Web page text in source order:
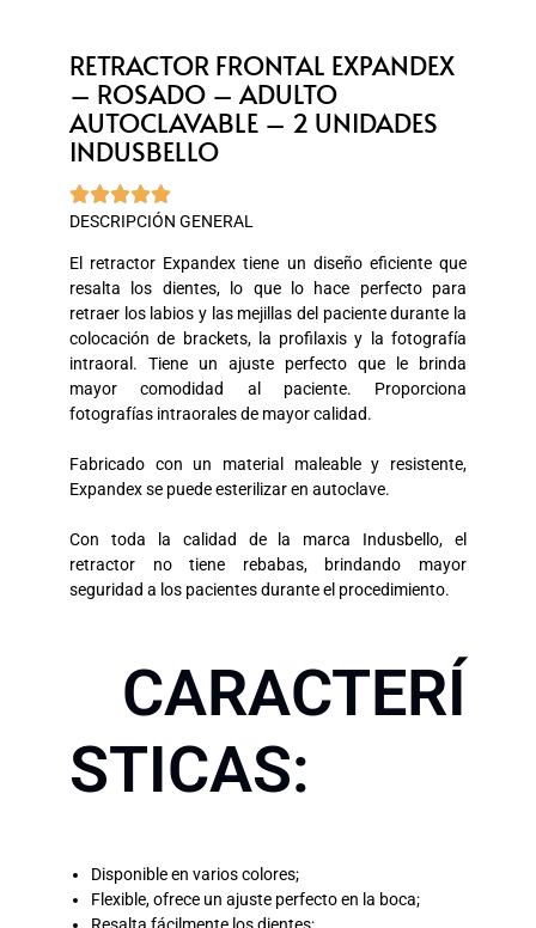
RETRACTOR FRONTAL EXPANDEX
– ROSADO – ADULTO
AUTOCLAVABLE – 2 UNIDADES
INDUSBELLO

DESCRIPCIÓN GENERAL
El retractor Expandex tiene un diseño eficiente que
resalta los dientes, lo que lo hace perfecto para
retraer los labios y las mejillas del paciente durante la
colocación de brackets, la profilaxis y la fotografía
intraoral. Tiene un ajuste perfecto que le brinda
mayor comodidad al paciente. Proporciona
fotografías intraorales de mayor calidad.
Fabricado con un material maleable y resistente,
Expandex se puede esterilizar en autoclave.
Con toda la calidad de la marca Indusbello, el
retractor no tiene rebabas, brindando mayor
seguridad a los pacientes durante el procedimiento.
CARACTERÍ
STICAS:
Disponible en varios colores;
Flexible, ofrece un ajuste perfecto en la boca;